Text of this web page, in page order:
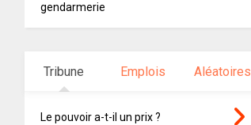
gendarmerie
Tribune Emplois Aléatoires
Le pouvoir a-t-il un prix ?